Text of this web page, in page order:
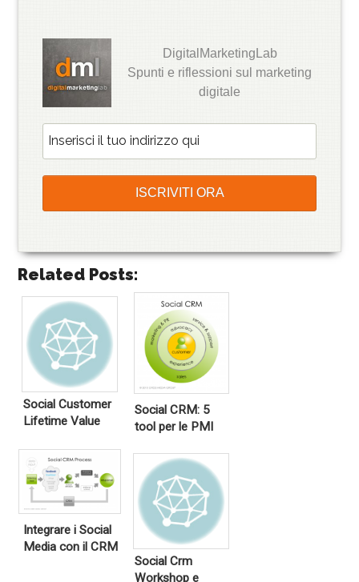
DigitalMarketingLab
Spunti e riflessioni sul marketing
digitale
Related Posts:
Social Customer
Lifetime Value
Social CRM: 5
tool per le PMI
Integrare i Social
Media con il CRM
Social Crm
Workshop e